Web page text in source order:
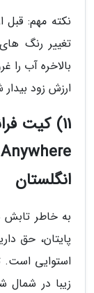
نکته مهم:
تغییر رنگ
بالاخره آب را
ارزش زود
انگلستان
به خاطر تابش
پایتان، حق
استوایی
زیبا در